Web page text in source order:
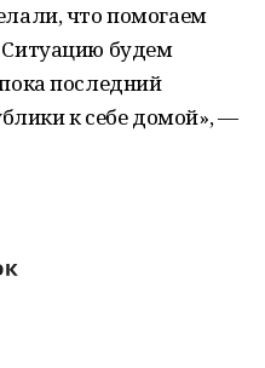
что помогаем
будем
последний
к себе домой», —